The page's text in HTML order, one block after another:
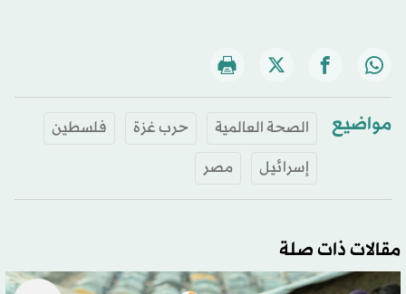
مواضيع الصحة العالمية حرب غزة
فلسطين
إسرائيل
مصر
مقالات ذات صلة